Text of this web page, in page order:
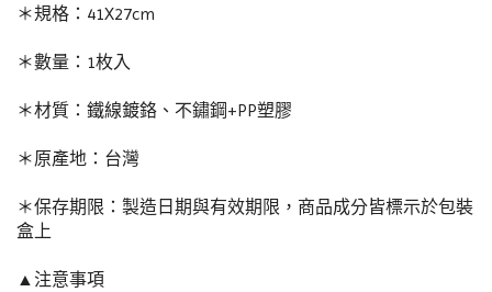
＊規格：41X27cm
＊數量：1枚入
＊材質：鐵線鍍鉻、不鏽鋼+PP塑膠
＊原產地：台灣
＊保存期限：製造日期與有效期限，商品成分皆標示於包裝
盒上
▲注意事項